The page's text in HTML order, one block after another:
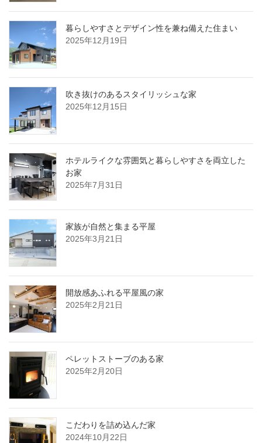
暮らしやすさとデザイン性を兼ね備えた住まい
2025年12月19日
吹き抜けのあるスタイリッシュな家
2025年12月15日
ホテルライクな雰囲気と暮らしやすさを両立した
お家
2025年7月31日
家族が自然と集まる平屋
2025年3月21日
開放感あふれる平屋風の家
2025年2月21日
ペレットストーブのある家
2025年2月20日
こだわりを詰め込んだ家
2024年10月22日